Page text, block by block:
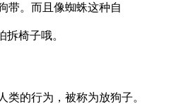
带。而且像蜘蛛这种自
拆椅子哦。
类的行为，被称为放狗子。